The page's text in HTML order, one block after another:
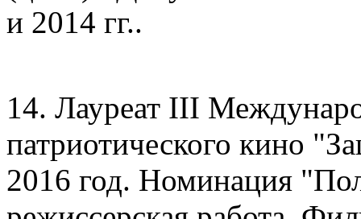
и 2014 гг..
14. Лауреат III
патриотического кино
2016 год. Номинация